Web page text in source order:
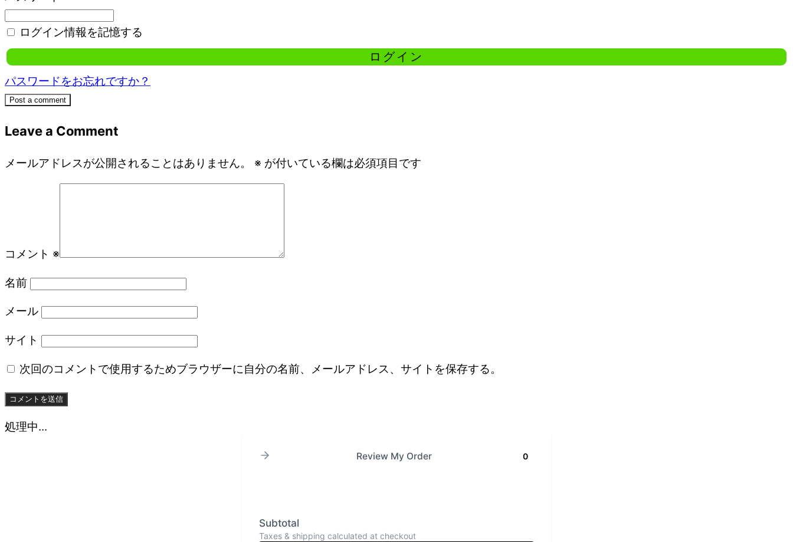
ログイン情報を記憶する
パスワードをお忘れですか？
Post a comment
Leave a Comment
メールアドレスが公開されることはありません。 ※ が付いている欄は必須項目です
コメント ※
名前
メール
サイト
次回のコメントで使用するためブラウザーに自分の名前、メールアドレス、サイトを保存する。
処理中...
Review My Order 0
Subtotal
Taxes & shipping calculated at checkout